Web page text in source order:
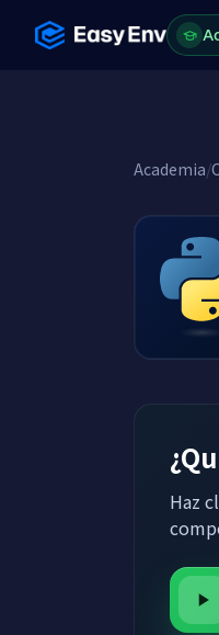
Academia/
Haz